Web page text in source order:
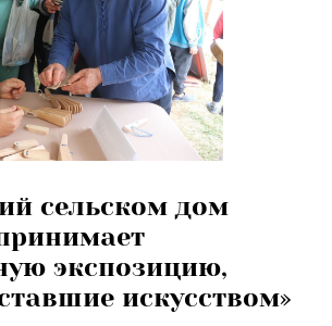
сельском дом
экспозицию,
искусством»